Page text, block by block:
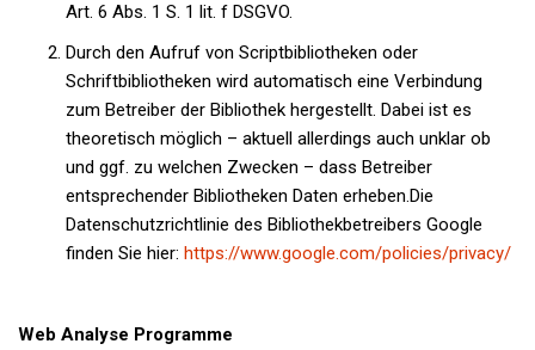
Art. 6 Abs. 1 S. 1 lit. f DSGVO.
Durch den Aufruf von Scriptbibliotheken oder
Schriftbibliotheken wird automatisch eine Verbindung
zum Betreiber der Bibliothek hergestellt. Dabei ist es
theoretisch möglich – aktuell allerdings auch unklar ob
und ggf. zu welchen Zwecken – dass Betreiber
entsprechender Bibliotheken Daten erheben.Die
Datenschutzrichtlinie des Bibliothekbetreibers Google
finden Sie hier: https://www.google.com/policies/privacy/
Web Analyse Programme